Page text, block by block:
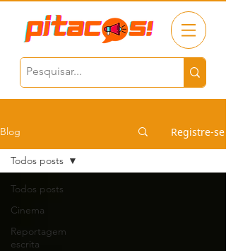
Blog Registre-se
Todos posts
Cinema
Reportagem
escrita
Todos posts